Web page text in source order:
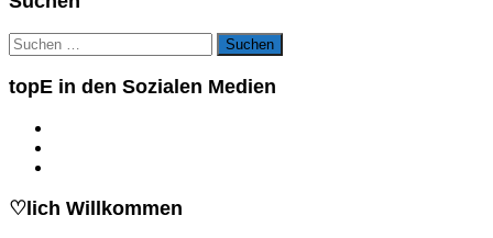
Suchen
nach:
topE in den Sozialen Medien
♡lich Willkommen